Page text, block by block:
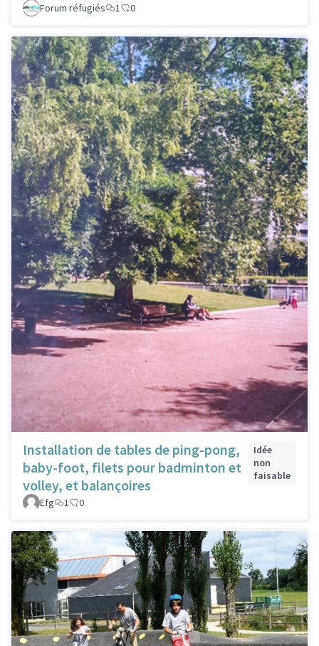
Forum réfugiés 1 0
Installation de tables de ping-pong,
baby-foot, filets pour badminton et
volley, et balançoires
Idée
non
faisable
Efg 1 0